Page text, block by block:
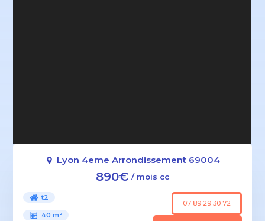
Lyon 4eme Arrondissement 69004
890€ / mois cc
t2
40 m²
07 89 29 30 72